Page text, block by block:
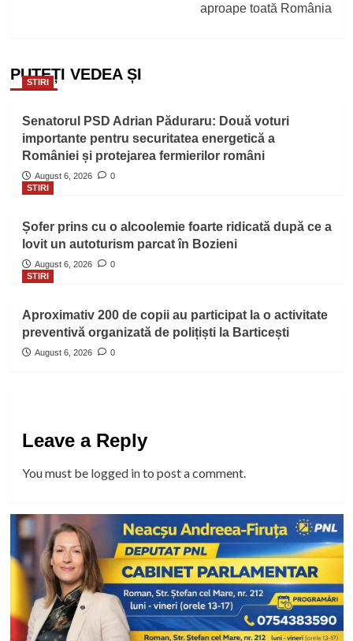
aproape toată România
PUTEȚI VEDEA ȘI
STIRI
Senatorul PSD Adrian Păduraru: Două voturi
importante pentru securitatea energetică a
României și protejarea fermierilor români
August 6, 2026
0
STIRI
Șofer prins cu o alcoolemie foarte ridicată după ce a
lovit un autoturism parcat în Bozieni
August 6, 2026
0
STIRI
Aproximativ 200 de copii au participat la o activitate
preventivă organizată de polițiști la Barticești
August 6, 2026 0
Leave a Reply
You must be logged into post a comment.